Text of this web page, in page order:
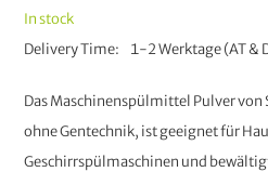
Das Maschinenspülmittel Pulver von
ohne Gentechnik, ist geeignet für
Geschirrspülmaschinen und
In stock
Delivery Time
1-2 Werktage (AT &